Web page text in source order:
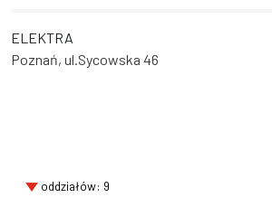
ELEKTRA
Poznań, ul.Sycowska 46
oddziałów: 9